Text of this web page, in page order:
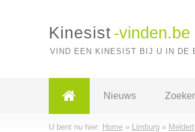
Kinesist -vinden.be
VIND EEN KINESIST BIJ U IN DE
Nieuws
U bent nu hier: Home» Limburg» Meldert